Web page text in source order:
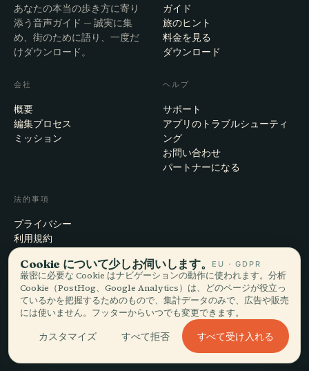
あなたの本当の歩き方に寄り
添う音声ガイド — 誠実に集
め、街のために語り、一度だ
けダウンロード。
ガイド
旅のヒント
料金を見る
ダウンロード
会社
概要
編集プロセス
ミッション
ヘルプ
サポート
アプリのトラブルシューティ
ング
お問い合わせ
パートナーになる
法的事項
プライバシー
利用規約
Cookie設定
アカウント削除
© 2026 Audiala · スイス・モルジュにて、旅の途上で、雲の上で作ってい
EN · FR · DE · ES · IT · PT · JA · ZH · HI · RU · CS · AR
Cookie について少しお伺いします。 EU · GDPR
厳密に必要な Cookie はナビゲーションの動作に使われます。分析
Cookie（PostHog、Google Analytics）は、どのページが役立っ
ているかを把握するためのもので、集計データのみで、広告や販売
には使いません。フッターからいつでも変更できます。
カスタマイズ すべて拒否 すべて受け入れる